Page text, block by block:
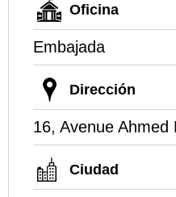
Oficina
Embajada
Dirección
16, Avenue Ahmed
Ciudad